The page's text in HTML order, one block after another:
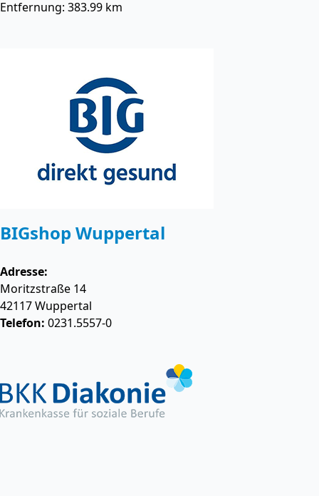
Entfernung: 383.99 km
BIGshop Wuppertal
Adresse:
Moritzstraße 14
42117Wuppertal
Telefon: 0231.5557-0